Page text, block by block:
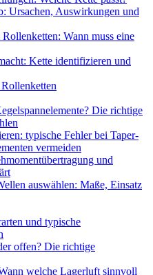
Ursachen, Auswirkungen und
Wann muss eine
Kette identifizieren und
Die richtige
typische Fehler bei Taper-
vermeiden
und
auswählen: Maße, Einsatz
und typische
offen? Die richtige
welche Lagerluft sinnvoll